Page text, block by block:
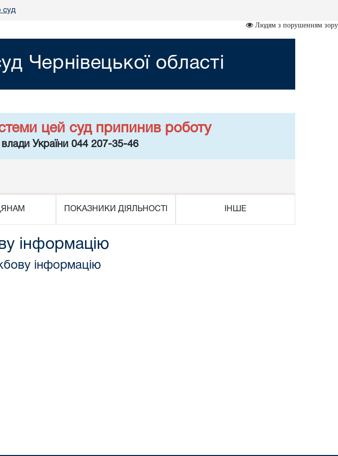
суд
Людям з порушенням зору
Чернівецької області
цей суд припинив роботу
України 044 207-35-46
ПОКАЗНИКИ ДІЯЛЬНОСТІ ІНШЕ
інформацію
інформацію